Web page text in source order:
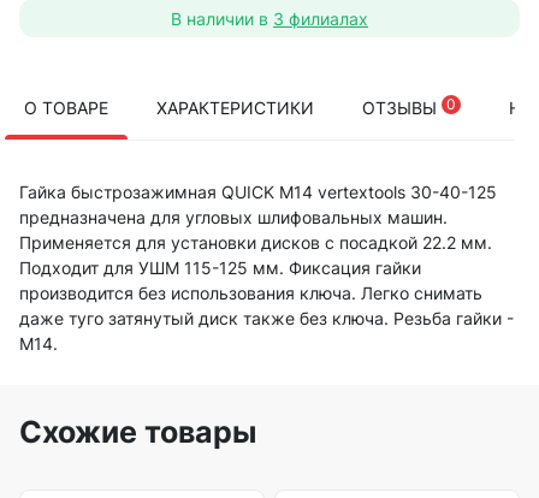
В наличии в 3 филиалах
О ТОВАРЕ ХАРАКТЕРИСТИКИ ОТЗЫВЫ 0
Гайка быстрозажимная QUICK М14 vertextools 30-40-125
предназначена для угловых шлифовальных машин.
Применяется для установки дисков с посадкой 22.2 мм.
Подходит для УШМ 115-125 мм. Фиксация гайки
производится без использования ключа. Легко снимать
даже туго затянутый диск также без ключа. Резьба гайки -
М14.
Схожие товары